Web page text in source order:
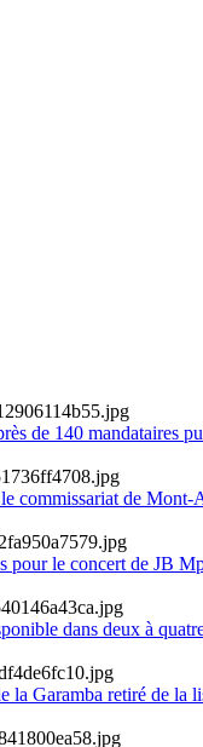
de 140 mandataires
commissariat de Mont-
pour le concert de JB
dans deux à
la Garamba retiré de la